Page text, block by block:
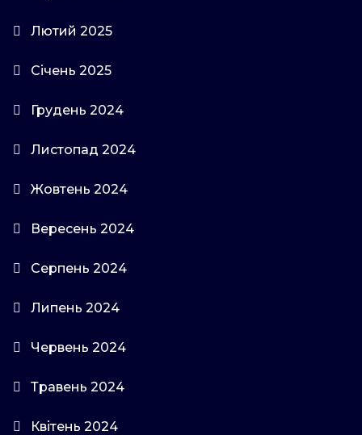
Лютий 2025
Січень 2025
Грудень 2024
Листопад 2024
Жовтень 2024
Вересень 2024
Серпень 2024
Липень 2024
Червень 2024
Травень 2024
Квітень 2024